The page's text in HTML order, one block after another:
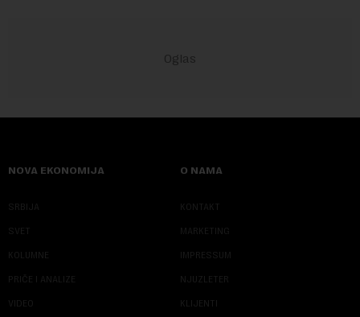
NOVA EKONOMIJA
SRBIJA
SVET
KOLUMNE
PRIČE I ANALIZE
VIDEO
O NAMA
KONTAKT
MARKETING
IMPRESSUM
NJUZLETER
KLIJENTI